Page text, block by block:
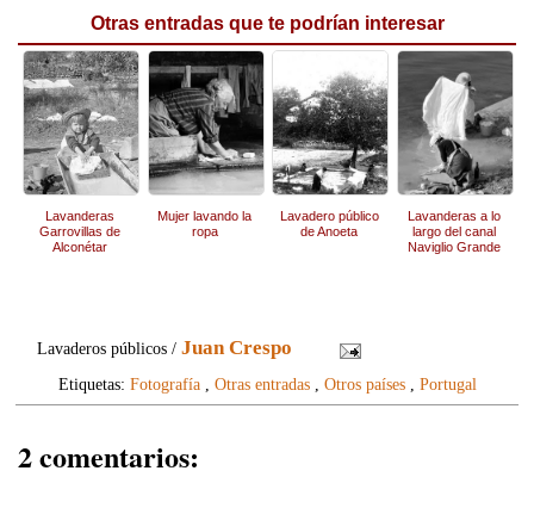
Otras entradas que te podrían interesar
Lavanderas
Garrovillas de
Alconétar
Mujer lavando la
ropa
Lavadero público
de Anoeta
Lavanderas a lo
largo del canal
Naviglio Grande
Lavaderos públicos /Juan Crespo
Etiquetas: Fotografía, Otras entradas, Otros países, Portugal
2 comentarios: